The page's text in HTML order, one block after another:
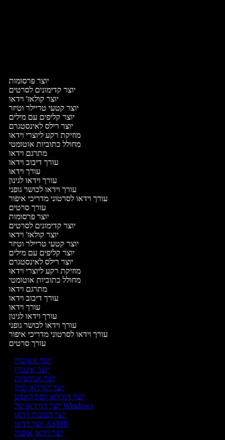
יוצר פרסומות
יוצר קדימונים לסרטים
יוצר קולאז' וידאו
יוצר קטעי טריילר וטיזר
יוצר קליפים עם מילים
יוצר רילס לאינסטגרם
מוזיקת רקע ליוצרי וידאו
מחולל כתוביות אוטומטי
מתרגם וידאו
עורך דיבוב וידאו
עורך וידאו
עורך וידאו לגינון
עורך וידאו לכושר גופני
עורך וידאו לסרטוני מדריכי איפור
עורך סרטים
יוצר פרסומות
יוצר קדימונים לסרטים
יוצר קולאז' וידאו
יוצר קטעי טריילר וטיזר
יוצר קליפים עם מילים
יוצר רילס לאינסטגרם
מוזיקת רקע ליוצרי וידאו
מחולל כתוביות אוטומטי
מתרגם וידאו
עורך דיבוב וידאו
עורך וידאו
עורך וידאו לגינון
עורך וידאו לכושר גופני
עורך וידאו לסרטוני מדריכי איפור
עורך סרטים
יוצר אאוטרו
יוצר אינטרו
יוצר אנימציות
יוצר הווידאו למק
יוצר הווידאו לפודקאסט
יוצר הווידאו של Windows
יוצר הזמנות וידאו
יוצר וידאו ASMR
יוצר וידאו אופנה